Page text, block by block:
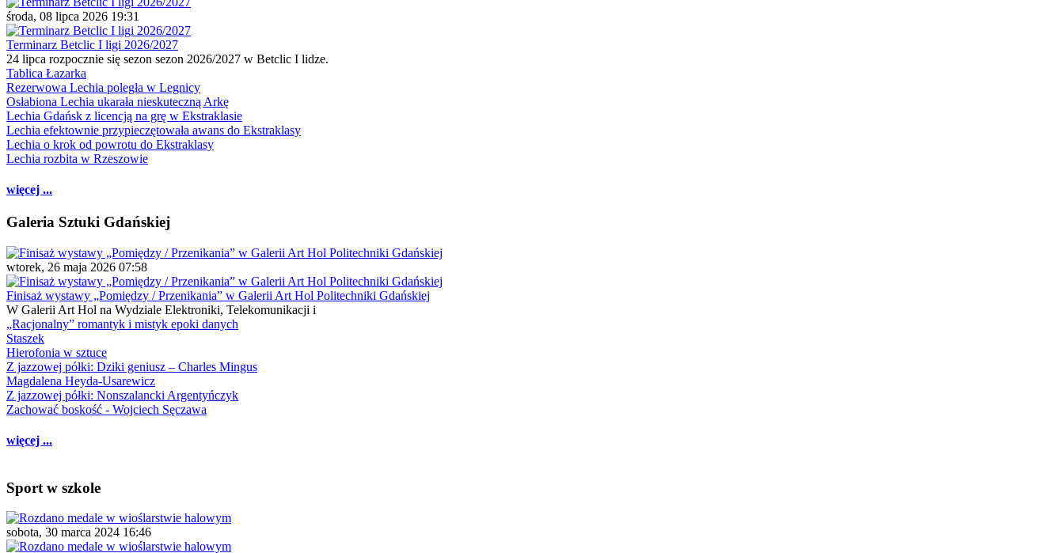
środa, 08 lipca 2026 19:31
Terminarz Betclic I ligi 2026/2027
24 lipca rozpocznie się sezon sezon 2026/2027 w Betclic I lidze.
Tablica Łazarka
Rezerwowa Lechia poległa w Legnicy
Osłabiona Lechia ukarała nieskuteczną Arkę
Lechia Gdańsk z licencją na grę w Ekstraklasie
Lechia efektownie przypieczętowała awans do Ekstraklasy
Lechia o krok od powrotu do Ekstraklasy
Lechia rozbita w Rzeszowie
więcej ...
Galeria Sztuki Gdańskiej
wtorek, 26 maja 2026 07:58
Finisaż wystawy „Pomiędzy / Przenikania” w Galerii Art Hol Politechniki Gdańskiej
W Galerii Art Hol na Wydziale Elektroniki, Telekomunikacji i
„Racjonalny” romantyk i mistyk epoki danych
Staszek
Hierofonia w sztuce
Z jazzowej półki: Dziki geniusz – Charles Mingus
Magdalena Heyda-Usarewicz
Z jazzowej półki: Nonszalancki Argentyńczyk
Zachować boskość - Wojciech Sęczawa
więcej ...
Sport w szkole
sobota, 30 marca 2024 16:46